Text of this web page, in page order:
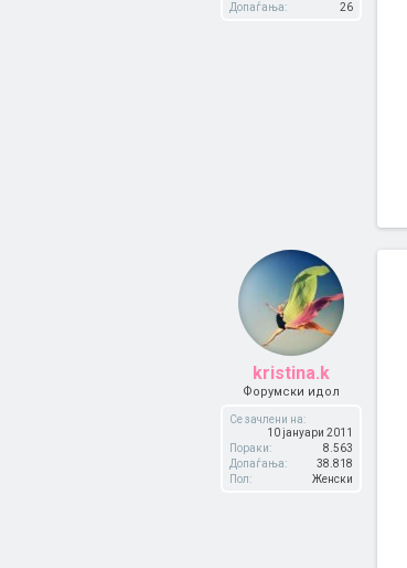
Допаѓања:
26
kristina.k
Форумски идол
Се зачлени на:
10 јануари 2011
Пораки:
8.563
Допаѓања:
38.818
Пол:
Женски